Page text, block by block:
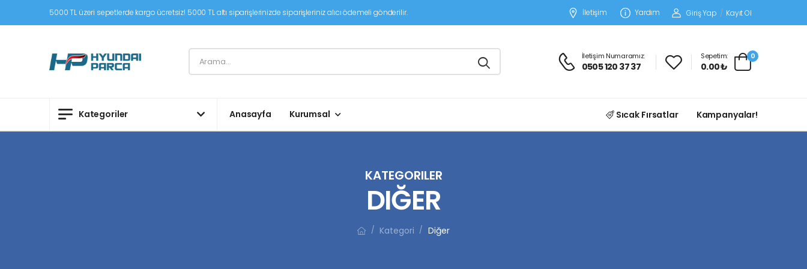
5000 TL üzeri sepetlerde kargo ücretsiz! 5000 TL altı siparişlerinizde siparişleriniz alıcı ödemeli gönderilir. İletişim Yardım Giriş Yap / Kayıt Ol
İletişim Numaramız:
0505 120 37 37
Sepetim:
0.00 ₺
0
Kategoriler Anasayfa Kurumsal Sıcak Fırsatlar Kampanyalar!
KATEGORILER
DIĞER
/ Kategori / Diğer